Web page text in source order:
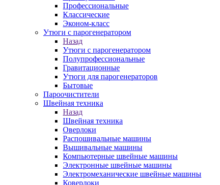
Профессиональные
Классические
Эконом-класс
Утюги с парогенератором
Назад
Утюги с парогенератором
Полупрофессиональные
Гравитационные
Утюги для парогенераторов
Бытовые
Пароочистители
Швейная техника
Назад
Швейная техника
Оверлоки
Распошивальные машины
Вышивальные машины
Компьютерные швейные машины
Электронные швейные машины
Электромеханические швейные машины
Коверлоки